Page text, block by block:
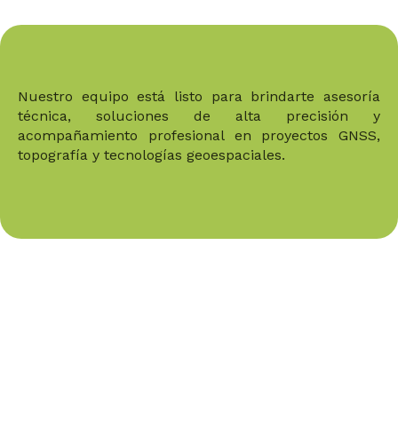
Nuestro equipo está listo para brindarte asesoría
técnica, soluciones de alta precisión y
acompañamiento profesional en proyectos GNSS,
topografía y tecnologías geoespaciales.